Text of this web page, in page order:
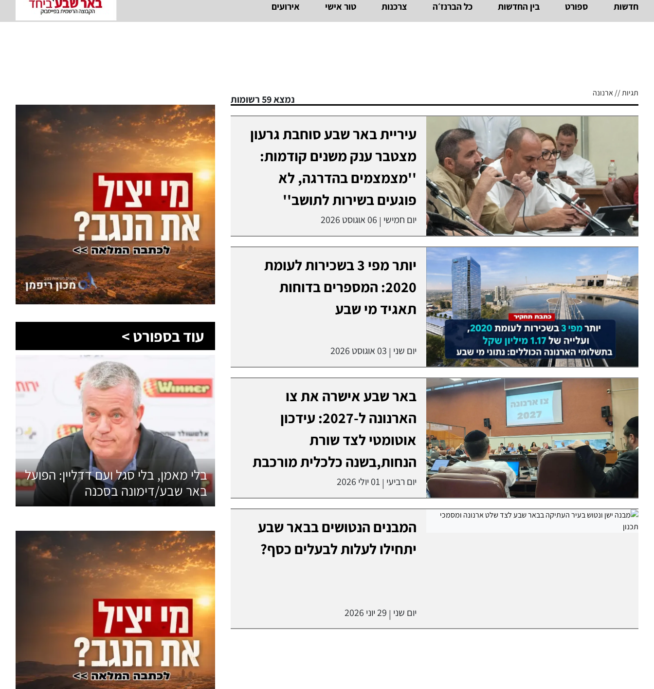
חדשות ספורט בין החדשות כל הברנז׳ה צרכנות טור אישי אירועים
תגיות // ארנונה
נמצא 59 רשומות
עיריית באר שבע סוחבת גרעון
מצטבר ענק משנים קודמות:
''מצמצמים בהדרגה, לא
פוגעים בשירות לתושב''
יום חמישי | 06 אוגוסט 2026
יותר מפי 3 בשכירות לעומת
2020: המספרים בדוחות
תאגיד מי שבע
יום שני | 03 אוגוסט 2026
באר שבע אישרה את צו
הארנונה ל-2027: עידכון
אוטומטי לצד שורת
הנחות,בשנה כלכלית מורכבת
יום רביעי | 01 יולי 2026
המבנים הנטושים בבאר שבע
יתחילו לעלות לבעלים כסף?
יום שני | 29 יוני 2026
עוד בספורט >
בלי מאמן, בלי סגל ועם דדליין: הפועל
באר שבע/דימונה בסכנה